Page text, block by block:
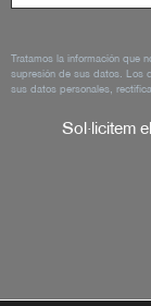
Tratamos la información que
supresión de sus datos. Los
sus datos personales,
Sol·licitem